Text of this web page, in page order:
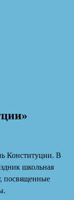
Конституции. В
школьная
посвященные